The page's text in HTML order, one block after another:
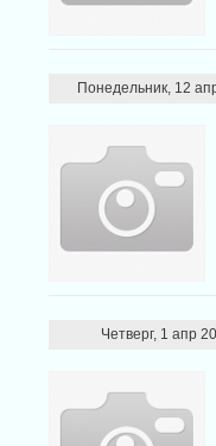
Понедельник, 12
Четверг, 1 апр